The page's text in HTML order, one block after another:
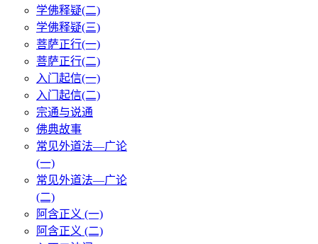
学佛释疑(二)
学佛释疑(三)
菩萨正行(一)
菩萨正行(二)
入门起信(一)
入门起信(二)
宗通与说通
佛典故事
常见外道法—广论
(一)
常见外道法—广论
(二)
阿含正义 (一)
阿含正义 (二)